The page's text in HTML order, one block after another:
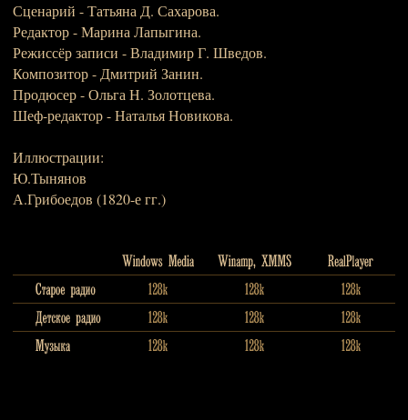
Сценарий - Татьяна Д. Сахарова.
Редактор - Марина Лапыгина.
Режиссёр записи - Владимир Г. Шведов.
Композитор - Дмитрий Занин.
Продюсер - Ольга Н. Золотцева.
Шеф-редактор - Наталья Новикова.
Иллюстрации:
Ю.Тынянов
А.Грибоедов (1820-е гг.)